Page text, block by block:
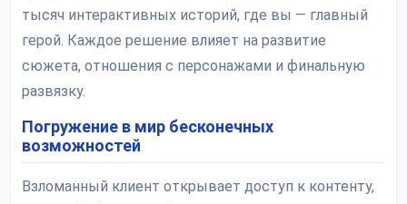
тысяч интерактивных историй, где вы — главный
герой. Каждое решение влияет на развитие
сюжета, отношения с персонажами и финальную
развязку.
Погружение в мир бесконечных
возможностей
Взломанный клиент открывает доступ к контенту,